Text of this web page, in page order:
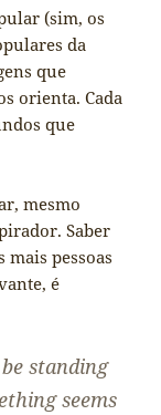
(sim, os
da
que
orienta. Cada
que
mesmo
Saber
pessoas
é
standing
seems